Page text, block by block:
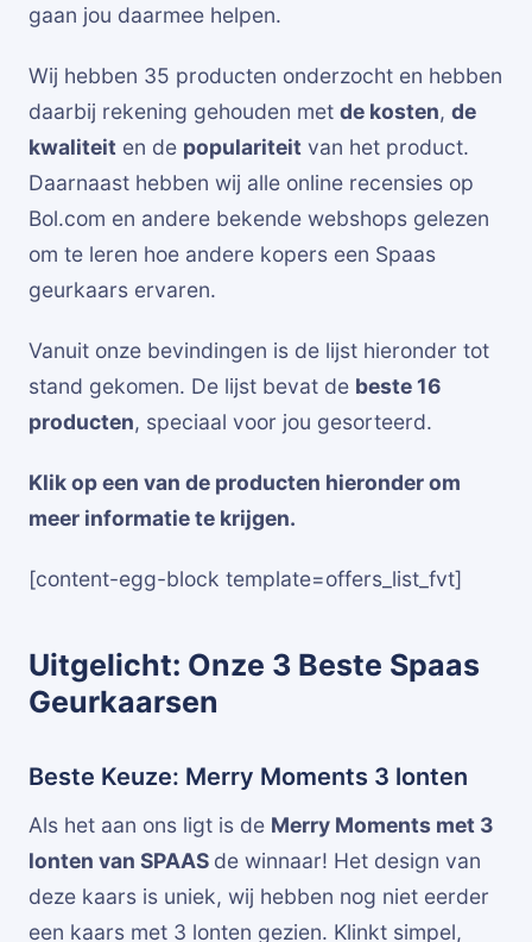
gaan jou daarmee helpen.
Wij hebben 35 producten onderzocht en hebben
daarbij rekening gehouden met de kosten, de
kwaliteit en de populariteit van het product.
Daarnaast hebben wij alle online recensies op
Bol.com en andere bekende webshops gelezen
om te leren hoe andere kopers een Spaas
geurkaars ervaren.
Vanuit onze bevindingen is de lijst hieronder tot
stand gekomen. De lijst bevat de beste 16
producten, speciaal voor jou gesorteerd.
Klik op een van de producten hieronder om
meer informatie te krijgen.
[content-egg-block template=offers_list_fvt]
Uitgelicht: Onze 3 Beste Spaas
Geurkaarsen
Beste Keuze: Merry Moments 3 lonten
Als het aan ons ligt is de Merry Moments met 3
lonten van SPAAS de winnaar! Het design van
deze kaars is uniek, wij hebben nog niet eerder
een kaars met 3 lonten gezien. Klinkt simpel,